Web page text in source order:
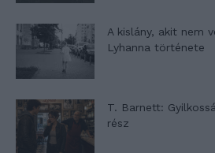
A kislány, akit nem
Lyhanna története
T. Barnett:
rész